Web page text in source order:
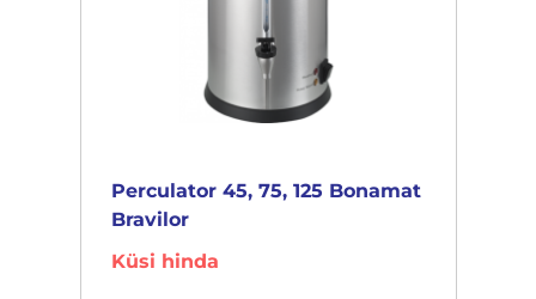
Perculator 45, 75, 125 Bonamat
Bravilor
Küsi hinda